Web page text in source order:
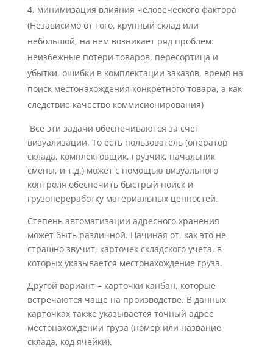
минимизация влияния человеческого фактора
(Независимо от того, крупный склад или
небольшой, на нем возникает ряд проблем:
неизбежные потери товаров, пересортица и
убытки, ошибки в комплектации заказов, время на
поиск местонахождения конкретного товара, а как
следствие качество коммисионирования)
Все эти задачи обеспечиваются за счет
визуализации. То есть пользователь (оператор
склада, комплектовщик, грузчик, начальник
смены, и т.д.) может с помощью визуального
контроля обеспечить быстрый поиск и
грузопереработку материальных ценностей.
Степень автоматизации адресного хранения
может быть различной. Начиная от, как это не
страшно звучит, карточек складского учета, в
которых указывается местонахождение груза.
Другой вариант – карточки канбан, которые
встречаются чаще на производстве. В данных
карточках также указывается точный адрес
местонахождении груза (номер или название
склада, код ячейки).